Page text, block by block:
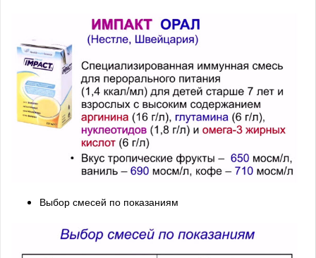
Выбор смесей по показаниям